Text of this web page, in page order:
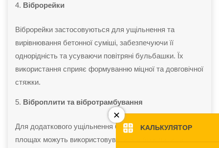
Віброрейки
Віброрейки застосовуються для ущільнення та
вирівнювання бетонної суміші, забезпечуючи її
однорідність та усуваючи повітряні бульбашки. Їх
використання сприяє формуванню міцної та довговічної
стяжки.
Віброплити та вібротрамбування
Для додаткового ущільнення бетону на великих
площах можуть використовуватися віброплити та
KAЛЬКУЛЯТOP
KAЛЬКУЛЯТOP